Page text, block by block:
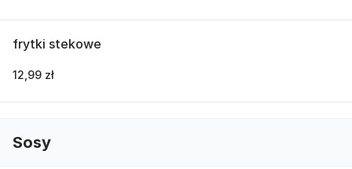
frytki stekowe
12,99 zł
Sosy